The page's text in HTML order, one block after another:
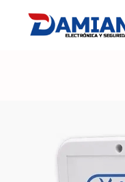
28 S52a 108db